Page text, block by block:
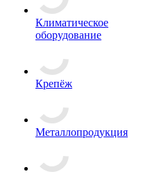
Климатическое
оборудование
Крепёж
Металлопродукция